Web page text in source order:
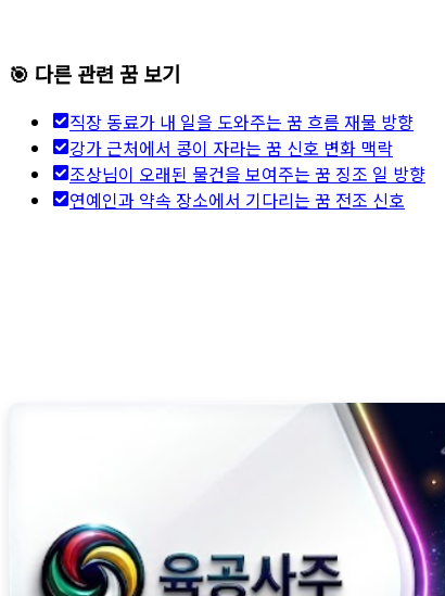
🎯 다른 관련 꿈 보기
직장 동료가 내 일을 도와주는 꿈 흐름 재물 방향
강가 근처에서 콩이 자라는 꿈 신호 변화 맥락
조상님이 오래된 물건을 보여주는 꿈 징조 일 방향
연예인과 약속 장소에서 기다리는 꿈 전조 신호